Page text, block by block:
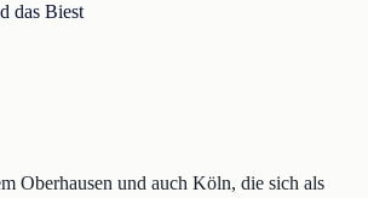
das Biest
Oberhausen und auch Köln, die sich als